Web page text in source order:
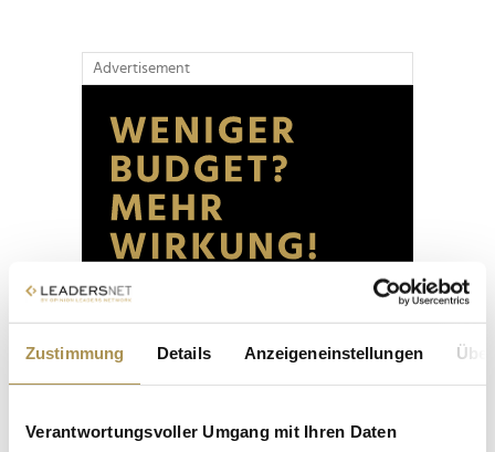
Zustimmung Details Anzeigeneinstellungen
Verantwortungsvoller Umgang mit Ihren Daten
Advertisement